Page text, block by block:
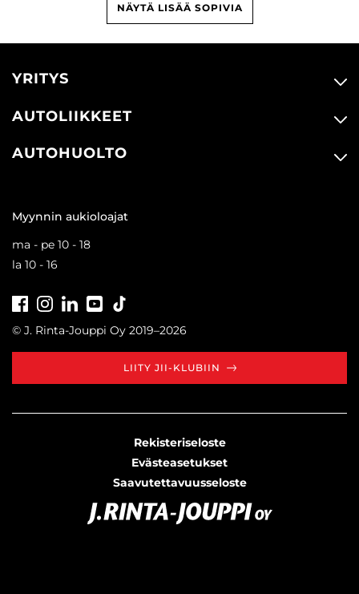
NÄYTÄ LISÄÄ SOPIVIA
YRITYS
AUTOLIIKKEET
AUTOHUOLTO
Myynnin aukioloajat
ma - pe 10 - 18
la 10 - 16
FacebookInstagramLinkedInYoutube
© J. Rinta-Jouppi Oy 2019–2026
LIITY JII-KLUBIIN
Rekisteriseloste
Evästeasetukset
Saavutettavuusseloste